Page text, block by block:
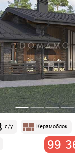
с/у Керамоблок
99